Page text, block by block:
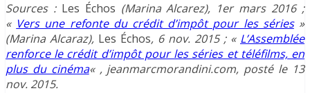
Sources : Les Échos (Marina Alcarez), 1er mars 2016 ;
« Vers une refonte du crédit d’impôt pour les séries»
(Marina Alcaraz), Les Échos, 6 nov. 2015 ; « L’Assemblée
renforce le crédit d’impôt pour les séries et téléfilms, en
plus du cinéma« , jeanmarcmorandini.com, posté le 13
nov. 2015.